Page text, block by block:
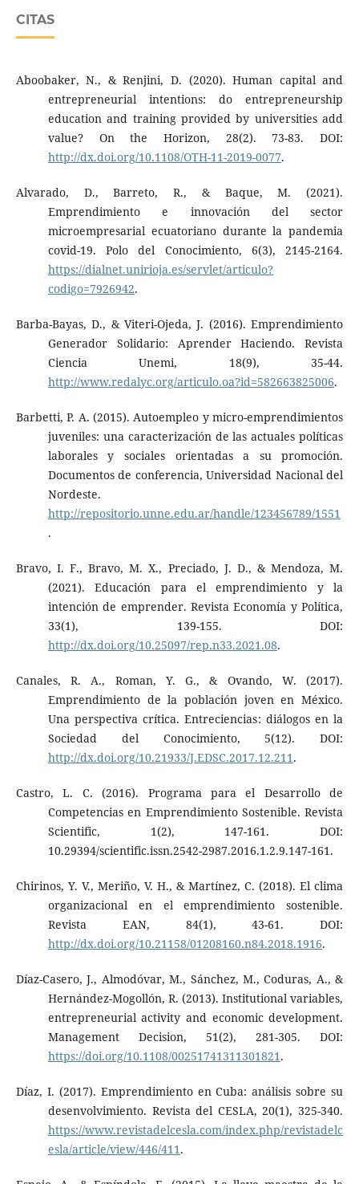
CITAS
Aboobaker, N., & Renjini, D. (2020). Human capital and
entrepreneurial intentions: do entrepreneurship
education and training provided by universities add
value? On the Horizon, 28(2). 73-83. DOI:
http://dx.doi.org/10.1108/OTH-11-2019-0077.
Alvarado, D., Barreto, R., & Baque, M. (2021).
Emprendimiento e innovación del sector
microempresarial ecuatoriano durante la pandemia
covid-19. Polo del Conocimiento, 6(3), 2145-2164.
https://dialnet.unirioja.es/servlet/articulo?
codigo=7926942.
Barba-Bayas, D., & Viteri-Ojeda, J. (2016). Emprendimiento
Generador Solidario: Aprender Haciendo. Revista
Ciencia Unemi, 18(9), 35-44.
http://www.redalyc.org/articulo.oa?id=582663825006.
Barbetti, P. A. (2015). Autoempleo y micro-emprendimientos
juveniles: una caracterización de las actuales políticas
laborales y sociales orientadas a su promoción.
Documentos de conferencia, Universidad Nacional del
Nordeste.
http://repositorio.unne.edu.ar/handle/123456789/1551
.
Bravo, I. F., Bravo, M. X., Preciado, J. D., & Mendoza, M.
(2021). Educación para el emprendimiento y la
intención de emprender. Revista Economía y Política,
33(1), 139-155. DOI:
http://dx.doi.org/10.25097/rep.n33.2021.08.
Canales, R. A., Roman, Y. G., & Ovando, W. (2017).
Emprendimiento de la población joven en México.
Una perspectiva crítica. Entreciencias: diálogos en la
Sociedad del Conocimiento, 5(12). DOI:
http://dx.doi.org/10.21933/J.EDSC.2017.12.211.
Castro, L. C. (2016). Programa para el Desarrollo de
Competencias en Emprendimiento Sostenible. Revista
Scientific, 1(2), 147-161. DOI:
10.29394/scientific.issn.2542-2987.2016.1.2.9.147-161.
Chirinos, Y. V., Meriño, V. H., & Martínez, C. (2018). El clima
organizacional en el emprendimiento sostenible.
Revista EAN, 84(1), 43-61. DOI:
http://dx.doi.org/10.21158/01208160.n84.2018.1916.
Díaz-Casero, J., Almodóvar, M., Sánchez, M., Coduras, A., &
Hernández-Mogollón, R. (2013). Institutional variables,
entrepreneurial activity and economic development.
Management Decision, 51(2), 281-305. DOI:
https://doi.org/10.1108/00251741311301821.
Díaz, I. (2017). Emprendimiento en Cuba: análisis sobre su
desenvolvimiento. Revista del CESLA, 20(1), 325-340.
https://www.revistadelcesla.com/index.php/revistadelc
esla/article/view/446/411.